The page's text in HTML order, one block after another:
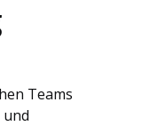
Teams